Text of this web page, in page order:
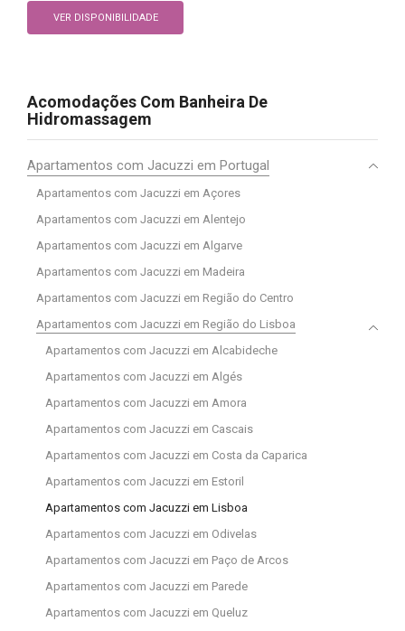
VER DISPONIBILIDADE
Acomodações Com Banheira De
Hidromassagem
Apartamentos com Jacuzzi em Portugal
Apartamentos com Jacuzzi em Açores
Apartamentos com Jacuzzi em Alentejo
Apartamentos com Jacuzzi em Algarve
Apartamentos com Jacuzzi em Madeira
Apartamentos com Jacuzzi em Região do Centro
Apartamentos com Jacuzzi em Região do Lisboa
Apartamentos com Jacuzzi em Alcabideche
Apartamentos com Jacuzzi em Algés
Apartamentos com Jacuzzi em Amora
Apartamentos com Jacuzzi em Cascais
Apartamentos com Jacuzzi em Costa da Caparica
Apartamentos com Jacuzzi em Estoril
Apartamentos com Jacuzzi em Lisboa
Apartamentos com Jacuzzi em Odivelas
Apartamentos com Jacuzzi em Paço de Arcos
Apartamentos com Jacuzzi em Parede
Apartamentos com Jacuzzi em Queluz